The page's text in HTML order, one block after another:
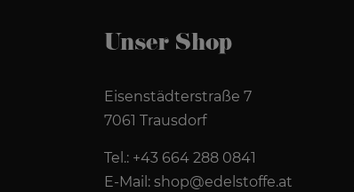
Unser Shop
Eisenstädterstraße 7
7061 Trausdorf
Tel.: +43 664 288 0841
E-Mail: shop@edelstoffe.at